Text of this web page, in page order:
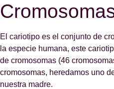
El cariotipo es el conjunto de
la especie humana, este
de cromosomas (46
cromosomas, heredamos uno
nuestra madre.